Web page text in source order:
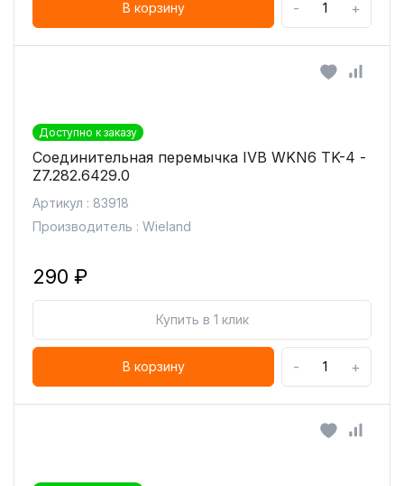
В корзину - +
Доступно к заказу
Соединительная перемычка IVB WKN6 TK-4 -
Z7.282.6429.0
Артикул : 83918
Производитель : Wieland
290 ₽
Купить в 1 клик
В корзину - +